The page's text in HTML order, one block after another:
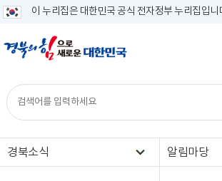
이 누리집은 대한민국 공식 전자정부 누리집입니
경북소식 알림마당